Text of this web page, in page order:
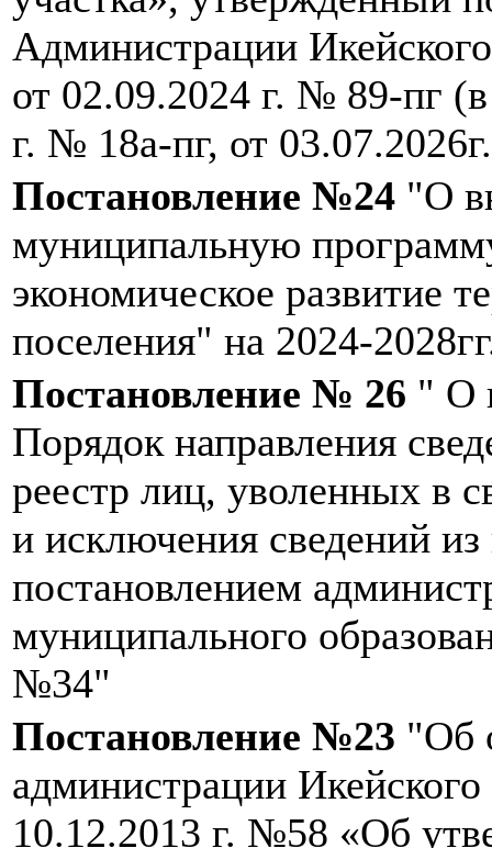
Администрации
от 02.09.2024 г. № 89-пг
г. № 18а-пг, от
Постановление №24 "О
муниципальную
экономическое развитие
поселения" на 2024-
Постановление № 26 " О
Порядок направления
реестр лиц, уволенных в
и исключения сведений
постановлением
муниципального
№34"
Постановление №23 "Об
администрации Икейского
10.12.2013 г. №58 «Об